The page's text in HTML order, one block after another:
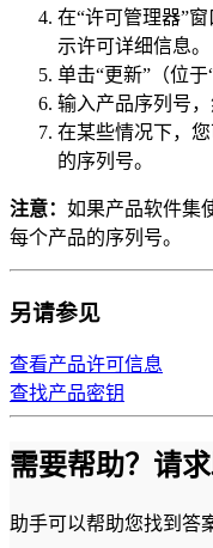
在“许可管理器”
示许可详细信息。
单击“更新”（位于
输入产品序列号，
在某些情况下，
的序列号。
注意： 如果产品软件集
每个产品的序列号。
另请参见
查看产品许可信息
查找产品密钥
需要帮助？请求
助手可以帮助您找到答